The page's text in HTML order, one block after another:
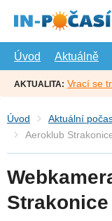
hlavní
Úvod
Aktuálně
AKTUALITA: Vrací se
Úvod Aktuální
Aeroklub
Strakonice